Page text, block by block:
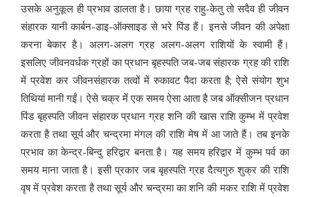
उसके अनुकूल ही प्रभाव डालता है। छाया ग्रह राहु-केतु तो सदैव ही जीवन
संहारक यानी कार्बन-डाइ-ऑक्साइड से भरे पिंड हैं। इनसे जीवन की अपेक्षा
करना बेकार है। अलग-अलग ग्रह अलग-अलग राशियों के स्वामी हैं।
इसलिए जीवनवर्धक ग्रहों का प्रधान बृहस्पति जब-जब संहारक ग्रह की राशि
में प्रवेश कर जीवनसंहारक तत्वों में रुकावट पैदा करता है; ऐसे संयोग शुभ
तिथियां मानी गईं। ऐसे चक्र में एक समय ऐसा आता है जब ऑक्सीजन प्रधान
पिंड बृहस्पति जीवन संहारक प्रधान ग्रह शनि की खास राशि कुम्भ में प्रवेश
करता है तथा सूर्य और चन्द्रमा मंगल की राशि मेष में आ जाते हैं। तब इनके
प्रभाव का केन्द्र-बिन्दु हरिद्वार बनता है। यह समय हरिद्वार में कुम्भ पर्व का
समय माना जाता है। इसी प्रकार जब बृहस्पति ग्रह दैत्यगुरु शुक्र की राशि
वृष में प्रवेश करता है तथा सूर्य और चन्द्रमा का शनि की मकर राशि में प्रवेश